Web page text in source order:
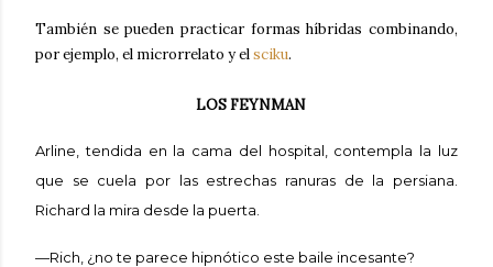
También se pueden practicar formas híbridas combinando,
por ejemplo, el microrrelato y elsciku.
LOS FEYNMAN
Arline, tendida en la cama del hospital, contempla la luz
que se cuela por las estrechas ranuras de la persiana.
Richard la mira desde la puerta.
—Rich, ¿no te parece hipnótico este baile incesante?